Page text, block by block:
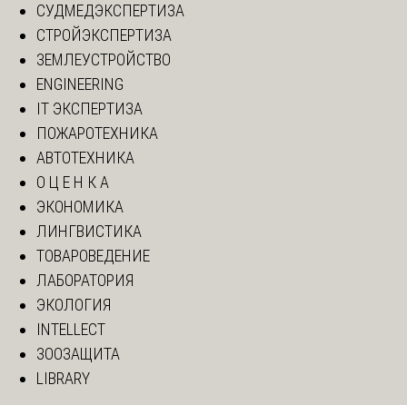
СУДМЕДЭКСПЕРТИЗА
СТРОЙЭКСПЕРТИЗА
ЗЕМЛЕУСТРОЙСТВО
ENGINEERING
IT ЭКСПЕРТИЗА
ПОЖАРОТЕХНИКА
АВТОТЕХНИКА
О Ц Е Н К А
ЭКОНОМИКА
ЛИНГВИСТИКА
ТОВАРОВЕДЕНИЕ
ЛАБОРАТОРИЯ
ЭКОЛОГИЯ
INTELLECT
ЗООЗАЩИТА
LIBRARY